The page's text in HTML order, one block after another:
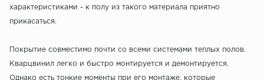
характеристиками - к полу из такого материала приятно
прикасаться.
Покрытие совместимо почти со всеми системами теплых полов.
Кварцвинил легко и быстро монтируется и демонтируется.
Однако есть тонкие моменты при его монтаже, которые